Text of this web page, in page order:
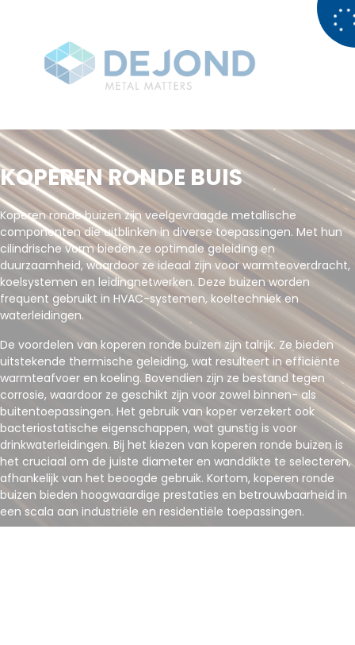
KOPEREN RONDE BUIS
Koperen ronde buizen zijn veelgevraagde metallische
componenten die uitblinken in diverse toepassingen. Met hun
cilindrische vorm bieden ze optimale geleiding en
duurzaamheid, waardoor ze ideaal zijn voor warmteoverdracht,
koelsystemen en leidingnetwerken. Deze buizen worden
frequent gebruikt in HVAC-systemen, koeltechniek en
waterleidingen.
De voordelen van koperen ronde buizen zijn talrijk. Ze bieden
uitstekende thermische geleiding, wat resulteert in efficiënte
warmteafvoer en koeling. Bovendien zijn ze bestand tegen
corrosie, waardoor ze geschikt zijn voor zowel binnen- als
buitentoepassingen. Het gebruik van koper verzekert ook
bacteriostatische eigenschappen, wat gunstig is voor
drinkwaterleidingen. Bij het kiezen van koperen ronde buizen is
het cruciaal om de juiste diameter en wanddikte te selecteren,
afhankelijk van het beoogde gebruik. Kortom, koperen ronde
buizen bieden hoogwaardige prestaties en betrouwbaarheid in
een scala aan industriële en residentiële toepassingen.